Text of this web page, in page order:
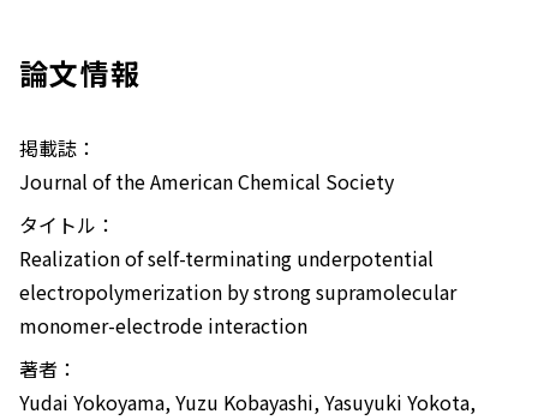
論文情報
掲載誌：
Journal of the American Chemical Society
タイトル：
Realization of self-terminating underpotential
electropolymerization by strong supramolecular
monomer-electrode interaction
著者：
Yudai Yokoyama, Yuzu Kobayashi, Yasuyuki Yokota,